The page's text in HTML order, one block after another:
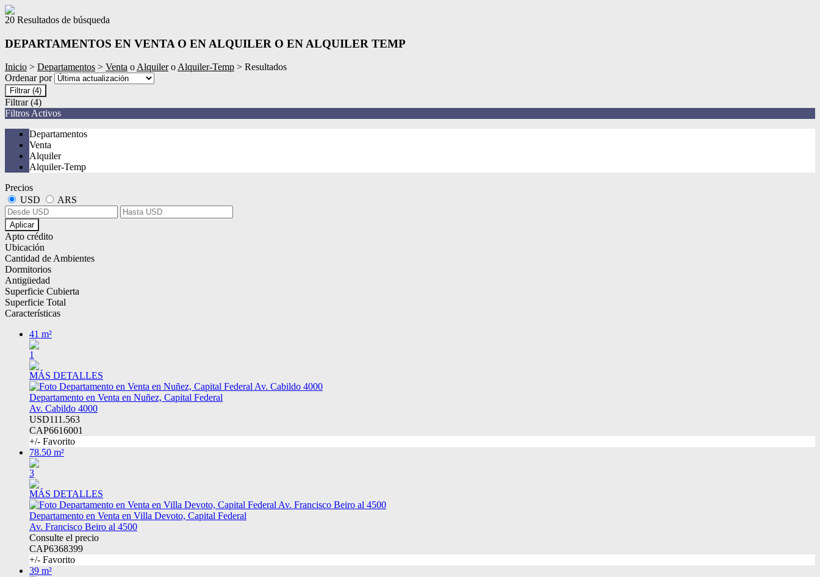
20 Resultados de búsqueda
DEPARTAMENTOS EN VENTA O EN ALQUILER O EN ALQUILER TEMP
Inicio > Departamentos > Venta oAlquileroAlquiler-Temp > Resultados
Ordenar por
Filtrar (4)
Filtrar (4)
Filtros Activos
Departamentos
Venta
Alquiler
Alquiler-Temp
Precios
USD
ARS
Aplicar
Apto crédito
Ubicación
Cantidad de Ambientes
Dormitorios
Antigüedad
Superficie Cubierta
Superficie Total
Características
41 m²
1
MÁS DETALLES
Departamento en Venta en Nuñez, Capital Federal
Av. Cabildo 4000
USD111.563
CAP6616001
+/- Favorito
78.50 m²
3
MÁS DETALLES
Departamento en Venta en Villa Devoto, Capital Federal
Av. Francisco Beiro al 4500
Consulte el precio
CAP6368399
+/- Favorito
39 m²